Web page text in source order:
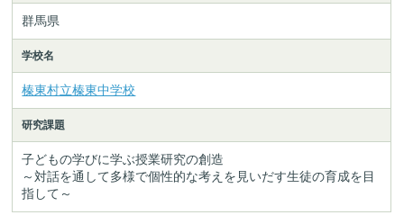
群馬県
学校名
榛東村立榛東中学校
研究課題
子どもの学びに学ぶ授業研究の創造
～対話を通して多様で個性的な考えを見いだす生徒の育成を目
指して～